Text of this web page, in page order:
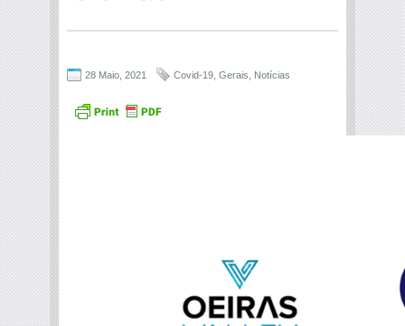
28 Maio, 2021 Covid-19 Gerais Notícias